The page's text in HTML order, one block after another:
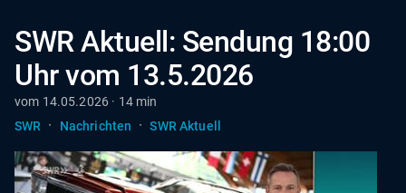
SWR Aktuell: Sendung 18:00
Uhr vom 13.5.2026
vom 14.05.2026 · 14 min
SWR
· Nachrichten · SWR Aktuell